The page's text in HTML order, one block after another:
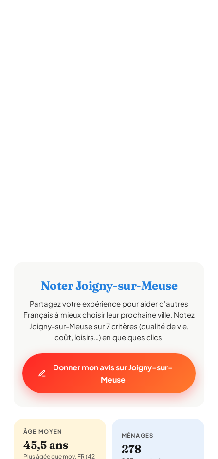
Noter Joigny-sur-Meuse
Partagez votre expérience pour aider d'autres
Français à mieux choisir leur prochaine ville. Notez
Joigny-sur-Meuse sur 7 critères (qualité de vie,
coût, loisirs…) en quelques clics.
Donner mon avis sur Joigny-sur-
Meuse
ÂGE MOYEN
45,5 ans
Plus âgée que moy. FR (42
MÉNAGES
278